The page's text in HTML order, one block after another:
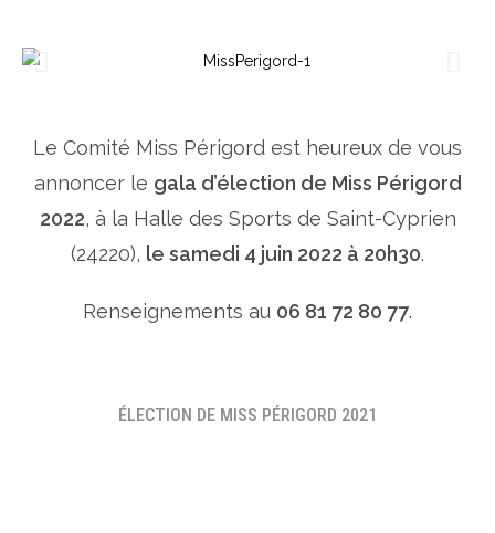
Le Comité Miss Périgord est heureux de vous
annoncer le gala d’élection de Miss Périgord
2022, à la Halle des Sports de Saint-Cyprien
(24220), le samedi 4 juin 2022 à 20h30.
Renseignements au 06 81 72 80 77.
ÉLECTION DE MISS PÉRIGORD 2021